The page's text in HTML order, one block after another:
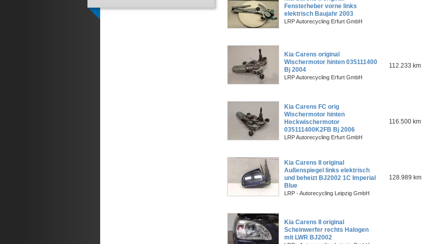
Fensterheber vorne links
elektrisch Baujahr 2003
LRP Autorecycling Erfurt GmbH
Kia Carens original
Wischermotor hinten 035111400
Bj 2004
LRP Autorecycling Erfurt GmbH
112.233 km
Kia Carens FC orig
Wischermotor hinten
Heckwischermotor
035111400K2FB Bj 2006
LRP Autorecycling Erfurt GmbH
116.500 km
Kia Carens II original
Außenspiegel links elektrisch
und beheizt BJ2002 1C Imperial
Blue
LRP - Autorecycling Leipzig GmbH
128.989 km
Kia Carens II original
Scheinwerfer rechts Halogen
mit LWR BJ2002